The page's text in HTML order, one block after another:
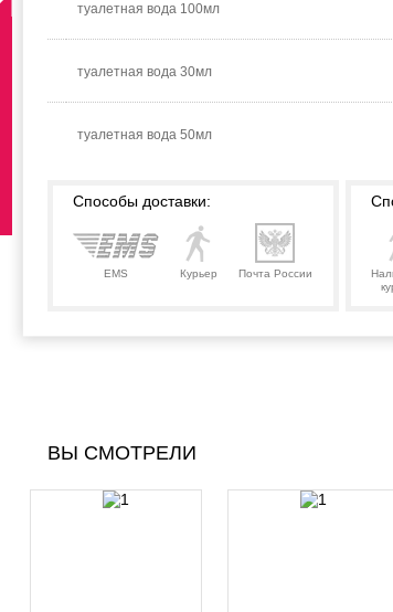
туалетная вода 100мл
туалетная вода 30мл
туалетная вода 50мл
Способы доставки:
EMS Курьер Почта России
ВЫ СМОТРЕЛИ